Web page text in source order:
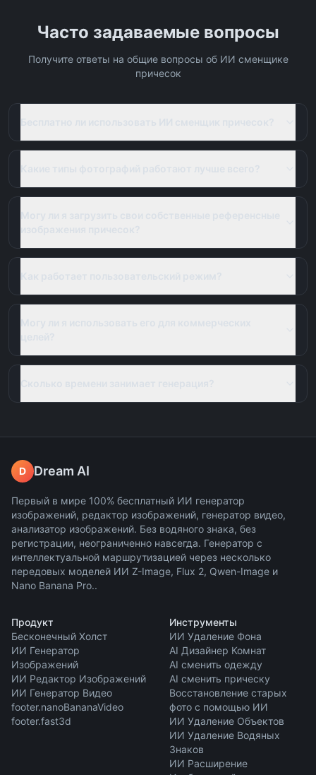
Часто задаваемые вопросы
Получите ответы на общие вопросы об ИИ сменщике
причесок
D Dream AI
Первый в мире 100% бесплатный ИИ генератор
изображений, редактор изображений, генератор видео,
анализатор изображений. Без водяного знака, без
регистрации, неограниченно навсегда. Генератор с
интеллектуальной маршрутизацией через несколько
передовых моделей ИИ Z-Image, Flux 2, Qwen-Image и
Nano Banana Pro..
Продукт
Бесконечный Холст
ИИ Генератор
Изображений
ИИ Редактор Изображений
ИИ Генератор Видео
footer.nanoBananaVideo
footer.fast3d
Инструменты
ИИ Удаление Фона
AI Дизайнер Комнат
AI сменить одежду
AI сменить прическу
Восстановление старых
фото с помощью ИИ
ИИ Удаление Объектов
ИИ Удаление Водяных
Знаков
ИИ Расширение